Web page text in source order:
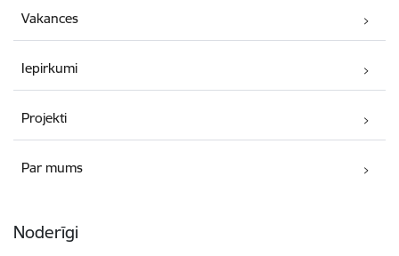
Vakances
Iepirkumi
Projekti
Par mums
Noderīgi